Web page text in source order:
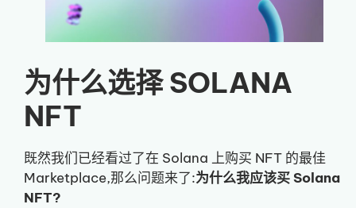
为什么选择 SOLANA
NFT
既然我们已经看过了在 Solana 上购买 NFT 的最佳
Marketplace,那么问题来了:为什么我应该买 Solana
NFT?